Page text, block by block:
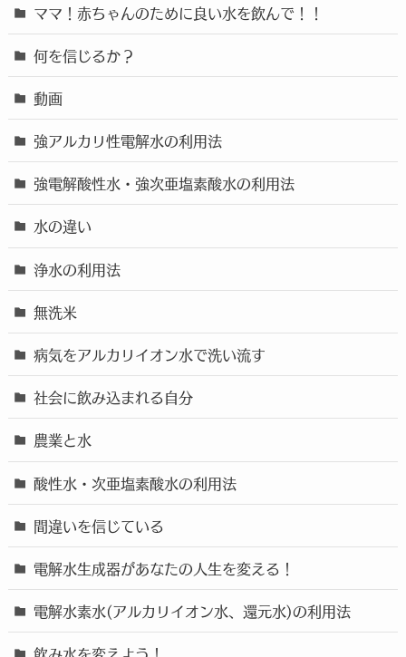
ママ！赤ちゃんのために良い水を飲んで！！
何を信じるか？
動画
強アルカリ性電解水の利用法
強電解酸性水・強次亜塩素酸水の利用法
水の違い
浄水の利用法
無洗米
病気をアルカリイオン水で洗い流す
社会に飲み込まれる自分
農業と水
酸性水・次亜塩素酸水の利用法
間違いを信じている
電解水生成器があなたの人生を変える！
電解水素水(アルカリイオン水、還元水)の利用法